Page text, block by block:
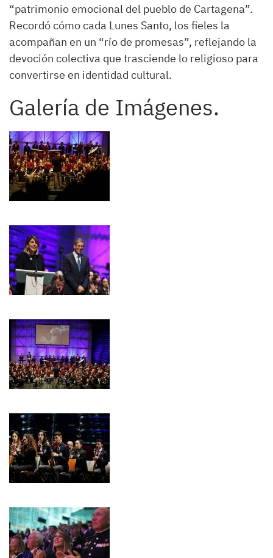
“patrimonio emocional del pueblo de Cartagena”.
Recordó cómo cada Lunes Santo, los fieles la
acompañan en un “río de promesas”, reflejando la
devoción colectiva que trasciende lo religioso para
convertirse en identidad cultural.
Galería de Imágenes.